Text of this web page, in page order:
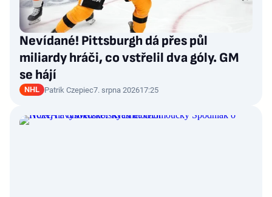
Nevídané! Pittsburgh dá přes půl
miliardy hráči, co vstřelil dva góly. GM
se hájí
NHL Patrik Czepiec7. srpna 202617:25